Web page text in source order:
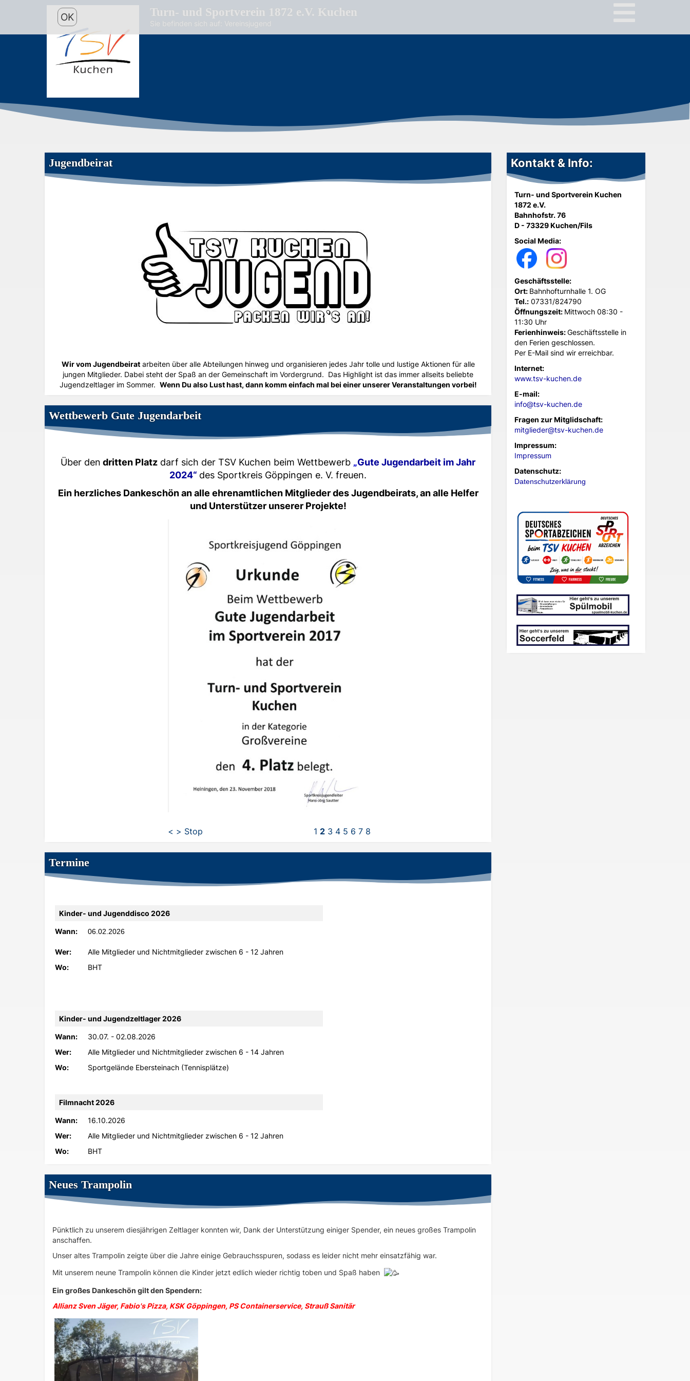
Turn- und Sportverein 1872 e.V. Kuchen
Sie befinden sich auf: Vereinsjugend
Jugendbeirat
Wir vom Jugendbeiratarbeiten über alle Abteilungen hinweg und organisieren jedes Jahr tolle und lustige Aktionen für alle
jungen Mitglieder. Dabei steht der Spaß an der Gemeinschaft im Vordergrund. Das Highlight ist das immer allseits beliebte
Jugendzeltlager im Sommer. Wenn Du also Lust hast, dann komm einfach mal bei einer unserer Veranstaltungen vorbei!
Wettbewerb Gute Jugendarbeit
Über den dritten Platz darf sich der TSV Kuchen beim Wettbewerb „Gute Jugendarbeit im Jahr
2024“ des Sportkreis Göppingen e. V. freuen.
Ein herzliches Dankeschön an alle ehrenamtlichen Mitglieder des Jugendbeirats, an alle Helfer
und Unterstützer unserer Projekte!
< > Stop 1 2 3 4 5 6 7 8
Termine
Kinder- und Jugenddisco 2026
Wann: 06.02.2026
Wer:
Alle Mitglieder und Nichtmitglieder zwischen 6 - 12 Jahren
Wo:
BHT
Kinder- und Jugendzeltlager 2026
Wann:
30.07. - 02.08.2026
Wer:
Alle Mitglieder und Nichtmitglieder zwischen 6 - 14 Jahren
Wo:
Sportgelände Ebersteinach (Tennisplätze)
Filmnacht 2026
Wann:
16.10.2026
Wer:
Alle Mitglieder und Nichtmitglieder zwischen 6 - 12 Jahren
Wo:
BHT
Neues Trampolin
Pünktlich zu unserem diesjährigen Zeltlager konnten wir, Dank der Unterstützung einiger Spender, ein neues großes Trampolin
anschaffen.
Unser altes Trampolin zeigte über die Jahre einige Gebrauchsspuren, sodass es leider nicht mehr einsatzfähig war.
Mit unserem neune Trampolin können die Kinder jetzt edlich wieder richtig toben und Spaß haben
Ein großes Dankeschön gilt den Spendern:
Allianz Sven Jäger, Fabio's Pizza, KSK Göppingen, PS Containerservice, Strauß Sanitär
Kontakt & Info:
Turn- und Sportverein Kuchen
1872 e.V.
Bahnhofstr. 76
D - 73329 Kuchen/Fils
Social Media:
Geschäftsstelle:
Ort: Bahnhofturnhalle 1. OG
Tel.: 07331/824790
Öffnungszeit: Mittwoch 08:30 -
11:30 Uhr
Ferienhinweis:Geschäftsstelle in
den Ferien geschlossen.
Per E-Mail sind wir erreichbar.
Internet:
www.tsv-kuchen.de
E-mail:
info@tsv-kuchen.de
Fragen zur Mitglidschaft:
mitglieder@tsv-kuchen.de
Impressum:
Impressum
Datenschutz:
Datenschutzerklärung
OK